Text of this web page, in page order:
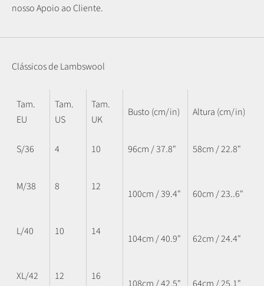
nosso Apoio ao Cliente.
Clássicos de Lambswool
Tam.
EU
Tam.
US
Tam.
UK
Busto (cm/in) Altura (cm/in)
S/36 4 10 96cm / 37.8" 58cm / 22.8"
M/38 8 12
100cm / 39.4" 60cm / 23..6"
L/40 10 14
104cm / 40.9" 62cm / 24.4"
XL/42 12 16